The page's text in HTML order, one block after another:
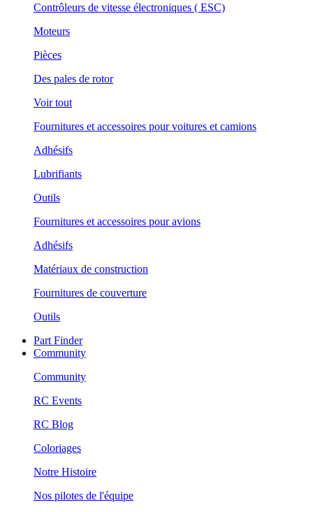
Contrôleurs de vitesse électroniques ( ESC)
Moteurs
Pièces
Des pales de rotor
Voir tout
Fournitures et accessoires pour voitures et camions
Adhésifs
Lubrifiants
Outils
Fournitures et accessoires pour avions
Adhésifs
Matériaux de construction
Fournitures de couverture
Outils
Part Finder
Community
Community
RC Events
RC Blog
Coloriages
Notre Histoire
Nos pilotes de l'équipe